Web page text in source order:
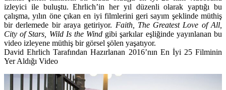
izleyici ile buluştu. Ehrlich’in her yıl düzenli olarak yaptığı bu
çalışma, yılın öne çıkan en iyi filmlerini geri sayım şeklinde müthiş
bir derlemede bir araya getiriyor. Faith, The Greatest Love of All,
City of Stars, Wild Is the Wind gibi şarkılar eşliğinde yayınlanan bu
video izleyene müthiş bir görsel şölen yaşatıyor.
David Ehrlich Tarafından Hazırlanan 2016’nın En İyi 25 Filminin
Yer Aldığı Video